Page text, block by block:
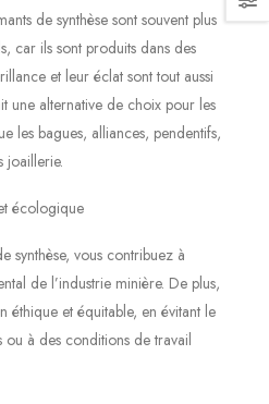
de synthèse sont souvent plus
car ils sont produits dans des
et leur éclat sont tout aussi
une alternative de choix pour les
les bagues, alliances, pendentifs,
joaillerie.
écologique
synthèse, vous contribuez à
de l’industrie minière. De plus,
éthique et équitable, en évitant le
ou à des conditions de travail